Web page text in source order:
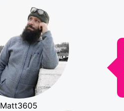
Matt3605